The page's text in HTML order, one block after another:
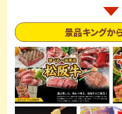
景品キングか